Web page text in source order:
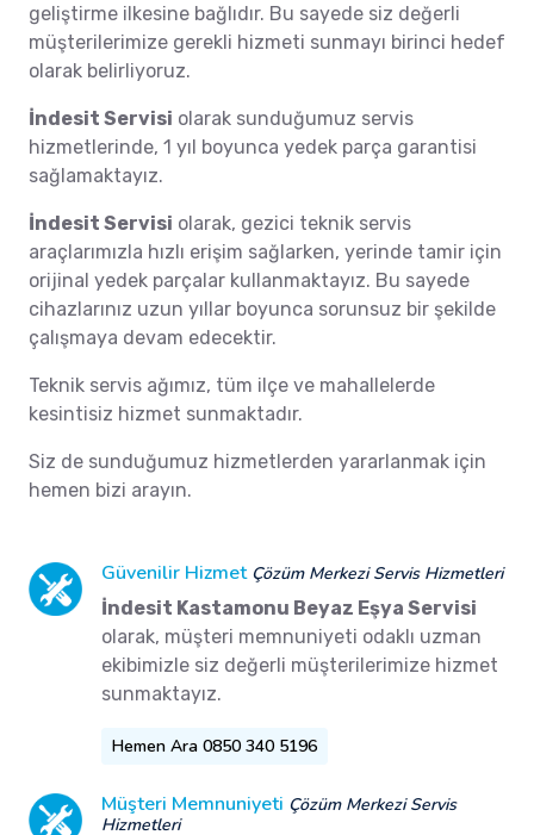
geliştirme ilkesine bağlıdır. Bu sayede siz değerli
müşterilerimize gerekli hizmeti sunmayı birinci hedef
olarak belirliyoruz.
İndesit Servisi olarak sunduğumuz servis
hizmetlerinde, 1 yıl boyunca yedek parça garantisi
sağlamaktayız.
İndesit Servisi olarak, gezici teknik servis
araçlarımızla hızlı erişim sağlarken, yerinde tamir için
orijinal yedek parçalar kullanmaktayız. Bu sayede
cihazlarınız uzun yıllar boyunca sorunsuz bir şekilde
çalışmaya devam edecektir.
Teknik servis ağımız, tüm ilçe ve mahallelerde
kesintisiz hizmet sunmaktadır.
Siz de sunduğumuz hizmetlerden yararlanmak için
hemen bizi arayın.
Güvenilir Hizmet Çözüm Merkezi Servis Hizmetleri
İndesit Kastamonu Beyaz Eşya Servisi
olarak, müşteri memnuniyeti odaklı uzman
ekibimizle siz değerli müşterilerimize hizmet
sunmaktayız.
Hemen Ara 0850 340 5196
Müşteri Memnuniyeti Çözüm Merkezi Servis
Hizmetleri